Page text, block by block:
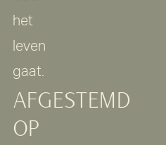
het
leven
gaat.
AFGESTEMD
OP